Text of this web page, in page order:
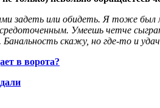
задеть или обидеть. Я тоже
Умеешь четче
скажу, но где-то и
в ворота?